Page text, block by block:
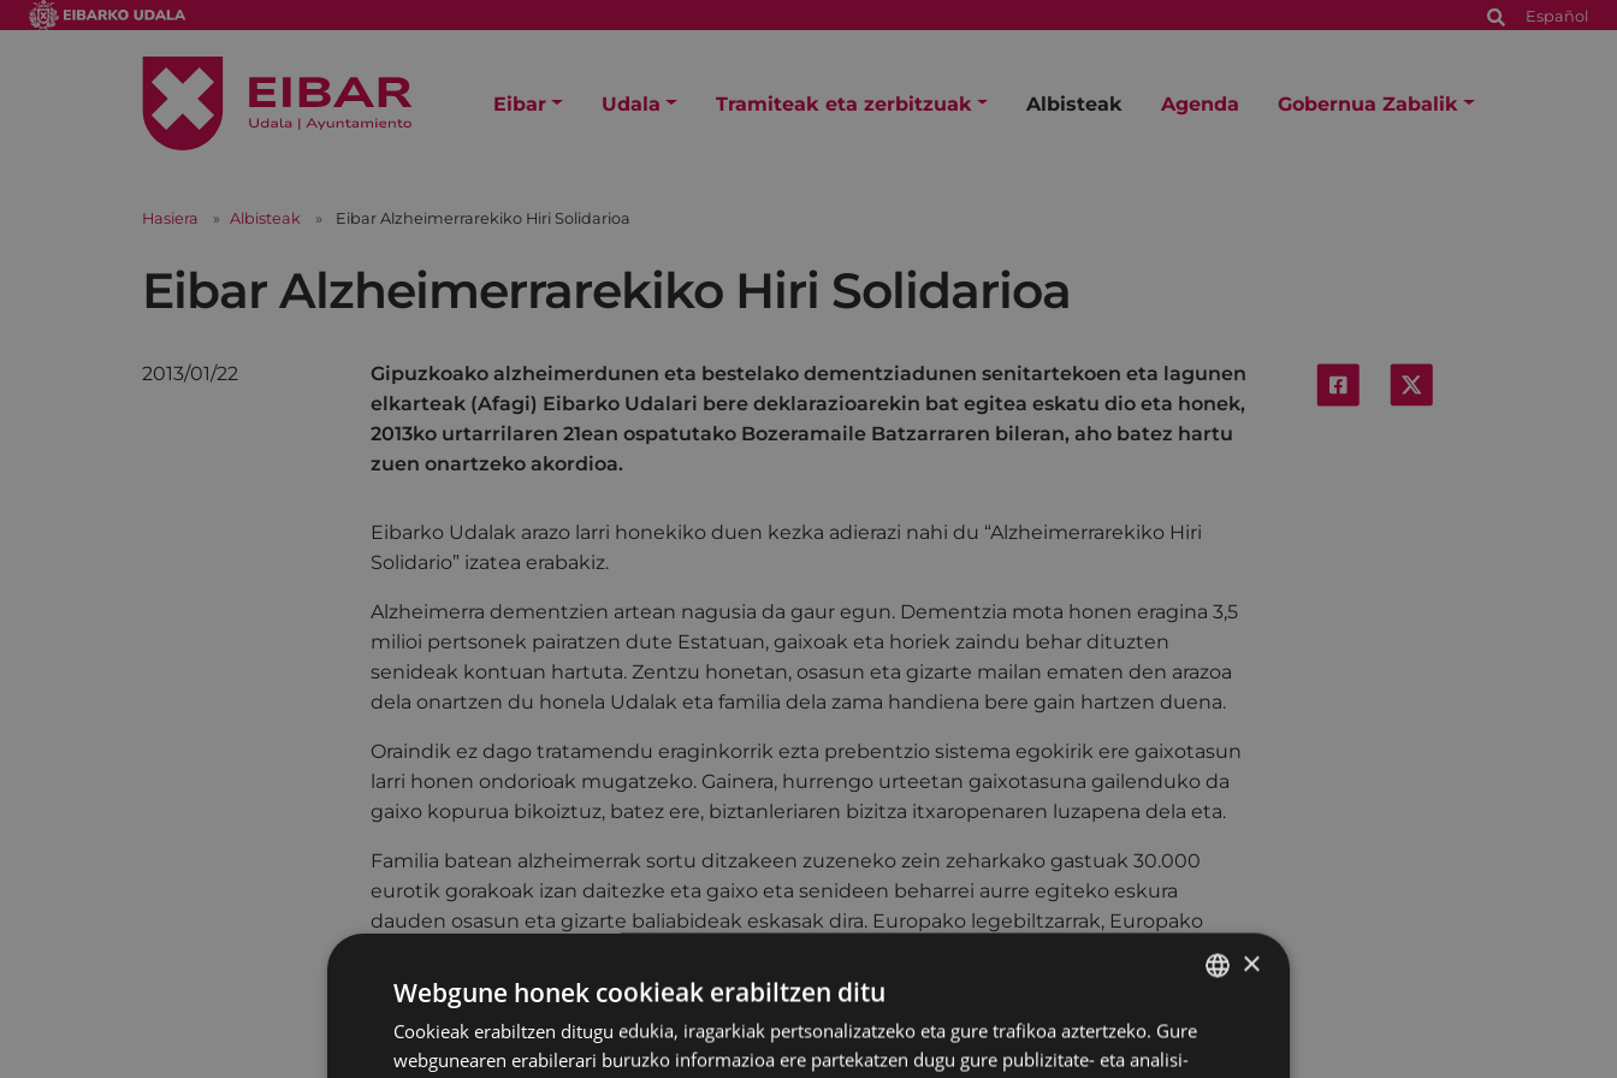
Español
Eibar Udala Tramiteak eta zerbitzuak Albisteak Agenda Gobernua Zabalik
Hasiera Albisteak Eibar Alzheimerrarekiko Hiri Solidarioa
Eibar Alzheimerrarekiko Hiri Solidarioa
2013/01/22
Gipuzkoako alzheimerdunen eta bestelako dementziadunen senitartekoen eta lagunen
elkarteak (Afagi) Eibarko Udalari bere deklarazioarekin bat egitea eskatu dio eta honek,
2013ko urtarrilaren 21ean ospatutako Bozeramaile Batzarraren bileran, aho batez hartu
zuen onartzeko akordioa.
Eibarko Udalak arazo larri honekiko duen kezka adierazi nahi du “Alzheimerrarekiko Hiri
Solidario” izatea erabakiz.
Alzheimerra dementzien artean nagusia da gaur egun. Dementzia mota honen eragina 3,5
milioi pertsonek pairatzen dute Estatuan, gaixoak eta horiek zaindu behar dituzten
senideak kontuan hartuta. Zentzu honetan, osasun eta gizarte mailan ematen den arazoa
dela onartzen du honela Udalak eta familia dela zama handiena bere gain hartzen duena.
Oraindik ez dago tratamendu eraginkorrik ezta prebentzio sistema egokirik ere gaixotasun
larri honen ondorioak mugatzeko. Gainera, hurrengo urteetan gaixotasuna gailenduko da
gaixo kopurua bikoiztuz, batez ere, biztanleriaren bizitza itxaropenaren luzapena dela eta.
Familia batean alzheimerrak sortu ditzakeen zuzeneko zein zeharkako gastuak 30.000
eurotik gorakoak izan daitezke eta gaixo eta senideen beharrei aurre egiteko eskura
dauden osasun eta gizarte baliabideak eskasak dira. Europako legebiltzarrak, Europako
dituzten arren, ez dago gaixotasun honen kalteei aurre egiteko plan zehatzik.
Instituzio-deklarazio honen bitartez, Eibarko Udalak gaixotasunari buruzko aliantzak
bultzatu duen egitasmoaren alde egin du. Egitasmo honek alzheimerraren inguruko
BASQUE
SPANISH
×
Webgune honek cookieak erabiltzen ditu
Cookieak erabiltzen ditugu edukia, iragarkiak pertsonalizatzeko eta gure trafikoa aztertzeko. Gure
webgunearen erabilerari buruzko informazioa ere partekatzen dugu gure publizitate- eta analisi-